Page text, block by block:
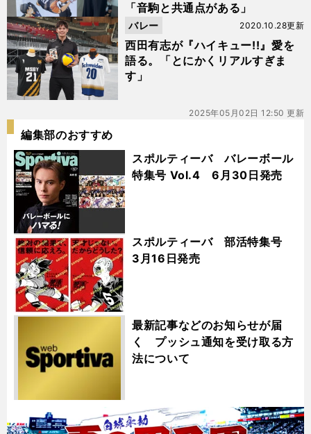
「音駒と共通点がある」
西田有志が『ハイキュー!!』愛を
語る。「とにかくリアルすぎま
す」
2020.10.28更新
バレー
2025年05月02日 12:50 更新
編集部のおすすめ
スポルティーバ バレーボール
特集号 Vol.4 6月30日発売
スポルティーバ 部活特集号
3月16日発売
最新記事などのお知らせが届
く プッシュ通知を受け取る方
法について